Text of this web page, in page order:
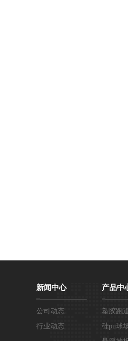
新闻中心
公司动态
行业动态
产品中
塑胶跑
硅pu球